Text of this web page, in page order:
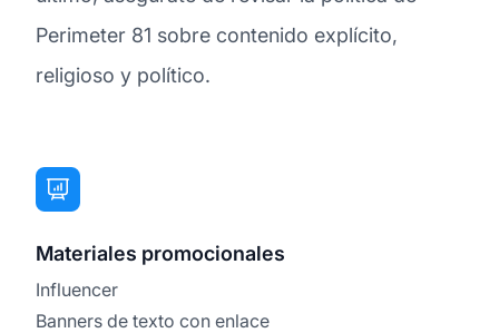
Perimeter 81 sobre contenido explícito,
religioso y político.
Materiales promocionales
Influencer
Banners de texto con enlace